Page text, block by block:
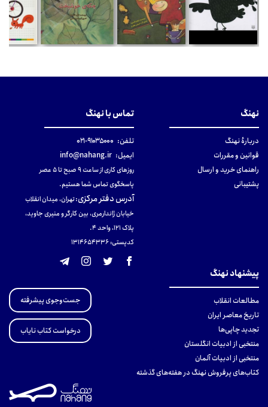
نهنگ
دربارهٔ نهنگ
قوانین و مقررات
راهنمای خرید و ارسال
پشتیبانی
تماس با نهنگ
تلفن: ۹۱۰۳۵۰۰۰-۰۲۱
ایمیل: info@nahang.ir
روزهای کاری از ساعت ۹ صبح تا ۵ عصر
پاسخگوی تماس شما هستیم.
آدرس دفتر مرکزی:تهران، میدان انقلاب
خیابان ژاندارمری، بین کارگر و منیری جاوید،
پلاک 121، واحد ۴.
کدپستی: 131465433۶
پیشنهاد نهنگ
مطالعات انقلاب
تاریخ معاصر ایران
تجدید چاپی‌ها
منتخبی از ادبیات انگلستان
منتخبی از ادبیات آلمان
کتاب‌های پرفروش نهنگ در هفته‌های گذشته
جست‌وجوی پیشرفته
درخواست کتاب نایاب